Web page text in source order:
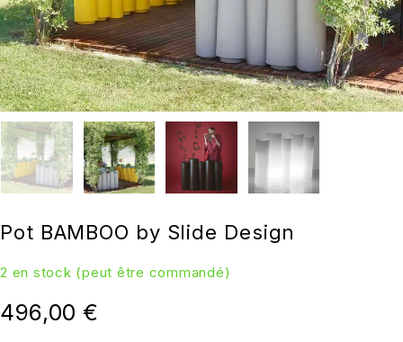
Pot BAMBOO by Slide Design
2 en stock (peut être commandé)
496,00 €